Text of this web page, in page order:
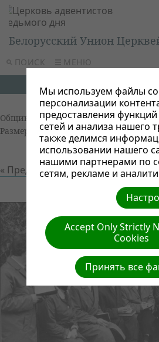
ПОИСК МЕНЮ
Белорусский Унион
Община в д. Березавичи| Автор:
Размер (МБ): 0.05 |Скачать |
« Предыдущий Следующий »
Мы используем файлы
персонализации
предоставления
сетей и анализа нашего
также делимся
использовании нашего
нашими партнерами по
сетям, рекламе и
Accept Only Strictly
Cookies
Принять все